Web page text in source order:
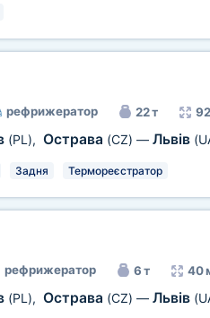
рефрижератор 22 т
(PL), Острава (CZ) — Львів
Задня Термореєстратор
рефрижератор 6 т 40
(PL), Острава (CZ) — Львів